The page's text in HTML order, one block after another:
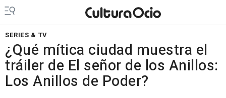
SERIES & TV
¿Qué mítica ciudad muestra el
tráiler de El señor de los Anillos:
Los Anillos de Poder?